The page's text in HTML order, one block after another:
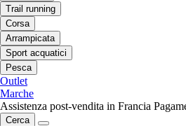
Trail running
Corsa
Arrampicata
Sport acquatici
Pesca
Outlet
Marche
Assistenza post-vendita in Francia
Cerca